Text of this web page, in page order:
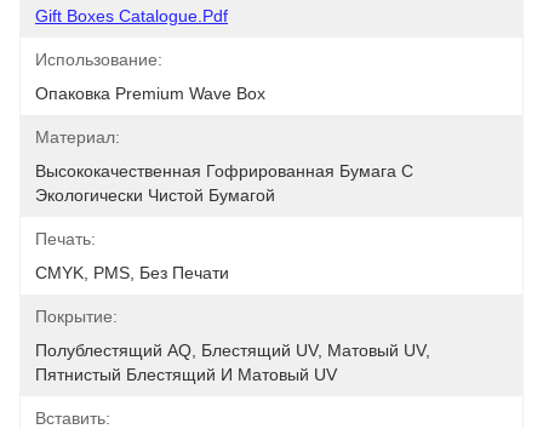
Gift Boxes Catalogue.pdf
Использование:
Опаковка Premium Wave Box
Материал:
Высококачественная Гофрированная Бумага С
Экологически Чистой Бумагой
Печать:
CMYK, PMS, Без Печати
Покрытие:
Полублестящий AQ, Блестящий UV, Матовый UV,
Пятнистый Блестящий И Матовый UV
Вставить: